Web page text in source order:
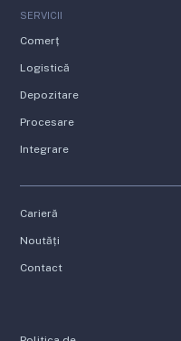
SERVICII
Comerț
Logistică
Depozitare
Procesare
Integrare
Carieră
Noutăți
Contact